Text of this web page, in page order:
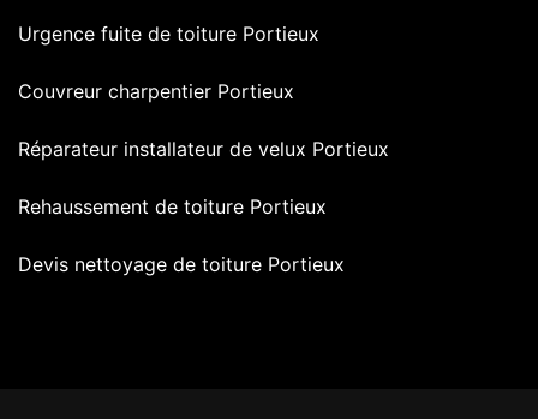
Urgence fuite de toiture Portieux
Couvreur charpentier Portieux
Réparateur installateur de velux Portieux
Rehaussement de toiture Portieux
Devis nettoyage de toiture Portieux